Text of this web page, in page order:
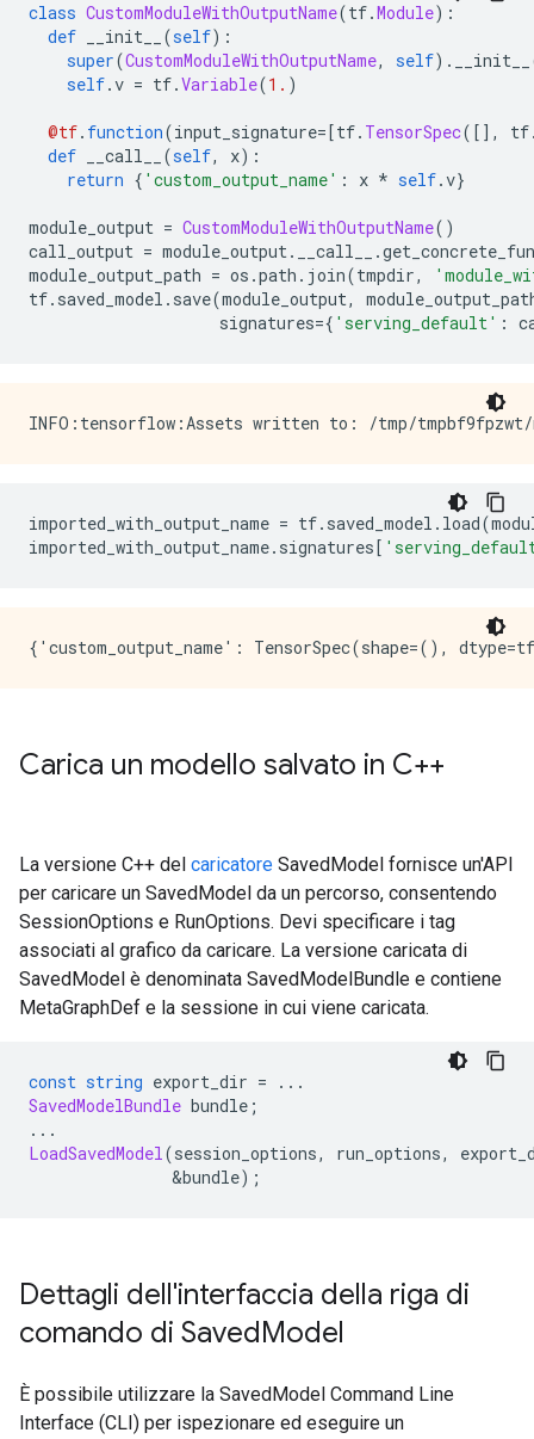
class CustomModuleWithOutputName(tf.Module):
def __init__ (self):
super(CustomModuleWithOutputName, self). __init__
self.v = tf.Variable(1. )
@tf. function(input_signature=[tf. TensorSpec([], tf
def __call__ (self, x):
return { 'custom_output_name' : x * self.v}
module_output = CustomModuleWithOutputName()
call_output = module_output. __call__ .
module_output_path = os .path . join(tmpdir,
tf. saved_model . save(module_output,
signatures={ 'serving_default' :
imported_with_output_name = tf. saved_model . load(
imported_with_output_name. signatures[
Carica un modello salvato in C++
La versione C++ del caricatore SavedModel fornisce un'API
per caricare un SavedModel da un percorso, consentendo
SessionOptions e RunOptions. Devi specificare i tag
associati al grafico da caricare. La versione caricata di
SavedModel è denominata SavedModelBundle e contiene
MetaGraphDef e la sessione in cui viene caricata.
const string export_dir =
...
SavedModelBundle bundle ;
...
LoadSavedModel(session_options, run_options,
&bundle);
Dettagli dell'interfaccia della riga di
comando di SavedModel
È possibile utilizzare la SavedModel Command Line
Interface (CLI) per ispezionare ed eseguire un